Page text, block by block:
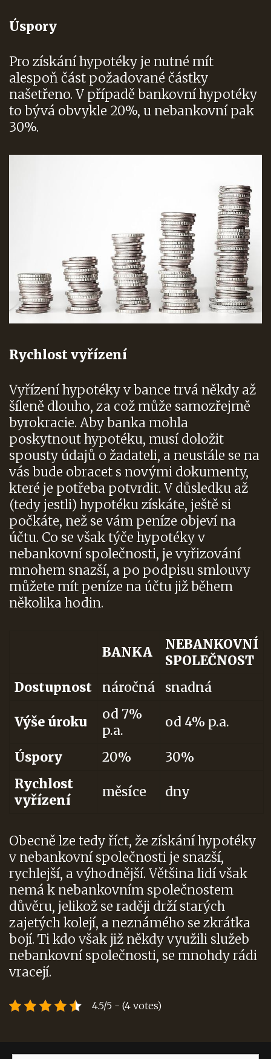
Úspory
Pro získání hypotéky je nutné mít
alespoň část požadované částky
našetřeno. V případě bankovní hypotéky
to bývá obvykle 20%, u nebankovní pak
30%.
Rychlost vyřízení
Vyřízení hypotéky v bance trvá někdy až
šíleně dlouho, za což může samozřejmě
byrokracie. Aby banka mohla
poskytnout hypotéku, musí doložit
spousty údajů o žadateli, a neustále se na
vás bude obracet s novými dokumenty,
které je potřeba potvrdit. V důsledku až
(tedy jestli) hypotéku získáte, ještě si
počkáte, než se vám peníze objeví na
účtu. Co se však týče hypotéky v
nebankovní společnosti, je vyřizování
mnohem snazší, a po podpisu smlouvy
můžete mít peníze na účtu již během
několika hodin.
BANKA
NEBANKOVNÍ
SPOLEČNOST
Dostupnost
náročná snadná
Výše úroku
od 7%
p.a.
od 4% p.a.
Úspory 20%
30%
Rychlost
vyřízení
měsíce dny
Obecně lze tedy říct, že získání hypotéky
v nebankovní společnosti je snazší,
rychlejší, a výhodnější. Většina lidí však
nemá k nebankovním společnostem
důvěru, jelikož se raději drží starých
zajetých kolejí, a neznámého se zkrátka
bojí. Ti kdo však již někdy využili služeb
nebankovní společnosti, se mnohdy rádi
vracejí.
4.5/5 - (4 votes)